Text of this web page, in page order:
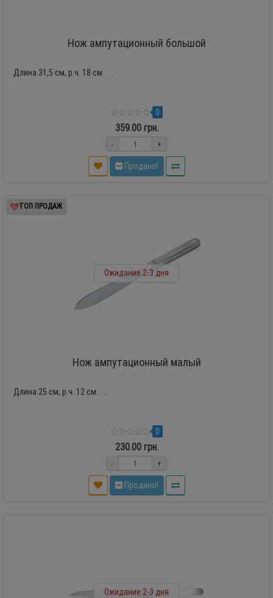
Нож ампутационный большой
Длина 31,5 см, р.ч. 18 см. ..
0
359.00 грн.
- +
Продано!
ТОП ПРОДАЖ
Ожидание 2-3 дня
Нож ампутационный малый
Длина 25 см, р.ч. 12 см. ..
0
230.00 грн.
- +
Продано!
Ожидание 2-3 дня